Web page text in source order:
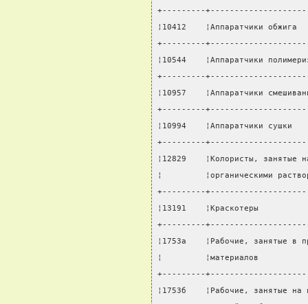
+---------
¦10412    ¦Аппаратчики
+---------
¦10544    ¦Аппаратчики
+---------
¦10957    ¦Аппаратчики
+---------
¦10994    ¦Аппаратчики
+---------
¦12829    ¦Колористы,
¦         ¦органическими
+---------
¦13191    ¦Краскотеры
+---------
¦1753а    ¦Рабочие, занятые в
¦         ¦материалов
+---------
¦1753б    ¦Рабочие, занятые на